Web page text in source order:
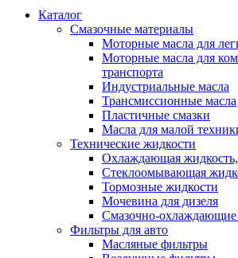
Каталог
Смазочные материалы
Моторные масла для
Моторные масла для
транспорта
Индустриальные масла
Трансмиссионные масла
Пластичные смазки
Масла для малой
Технические жидкости
Охлаждающая
Стеклоомывающая
Тормозные жидкости
Мочевина для дизеля
Смазочно-охлаждающие
Фильтры для авто
Масляные фильтры